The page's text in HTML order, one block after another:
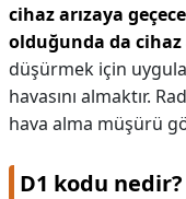
cihaz arızaya
olduğunda da cihaz
düşürmek için
havasını almaktır.
hava alma müşürü
D1 kodu nedir?